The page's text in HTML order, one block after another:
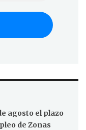
agosto el plazo
de Zonas